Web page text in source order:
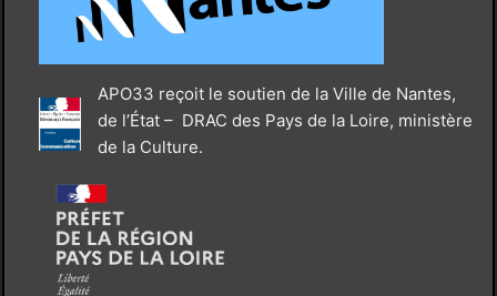
APO33 reçoit le soutien de la Ville de Nantes,
de l’État – DRAC des Pays de la Loire, ministère
de la Culture.